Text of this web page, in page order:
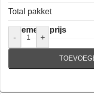
Total pakket
Algemene prijs
-
+